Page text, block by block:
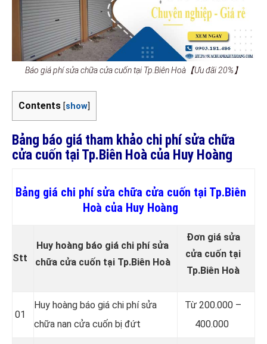
Báo giá phí sửa chữa cửa cuốn tại Tp.Biên Hoà【Ưu đãi 20%】
Contents [show]
Bảng báo giá tham khảo chi phí sửa chữa
cửa cuốn tại Tp.Biên Hoà của Huy Hoàng
Bảng giá chi phí sửa chữa cửa cuốn tại Tp.Biên
Hoà của Huy Hoàng
Stt
Huy hoàng báo giá chi phí sửa
chữa cửa cuốn tại Tp.Biên Hoà
Đơn giá sửa
cửa cuốn tại
Tp.Biên Hoà
01
Huy hoàng báo giá chi phí sửa
chữa nan cửa cuốn bị đứt
Từ 200.000 –
400.000